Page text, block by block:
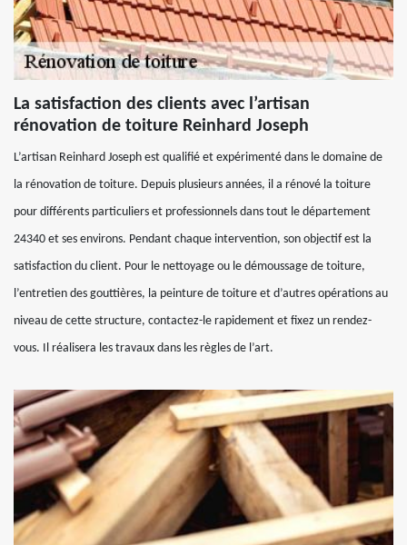
La satisfaction des clients avec l’artisan
rénovation de toiture Reinhard Joseph
L’artisan Reinhard Joseph est qualifié et expérimenté dans le domaine de
la rénovation de toiture. Depuis plusieurs années, il a rénové la toiture
pour différents particuliers et professionnels dans tout le département
24340 et ses environs. Pendant chaque intervention, son objectif est la
satisfaction du client. Pour le nettoyage ou le démoussage de toiture,
l’entretien des gouttières, la peinture de toiture et d’autres opérations au
niveau de cette structure, contactez-le rapidement et fixez un rendez-
vous. Il réalisera les travaux dans les règles de l’art.